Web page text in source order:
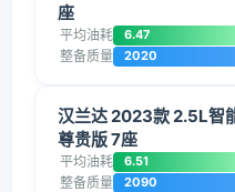
座
平均油耗 6.47
整备质量 2020
汉兰达 2023款 2.5L智
尊贵版 7座
平均油耗 6.51
整备质量 2090